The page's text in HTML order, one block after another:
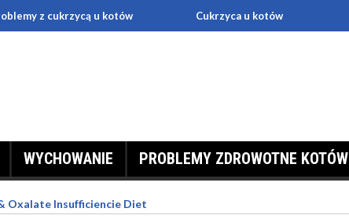
cukrzycą u kotów Cukrzyca u kotów
WYCHOWANIE PROBLEMY ZDROWOTNE KOTÓW
Oxalate Insufficiencie Diet